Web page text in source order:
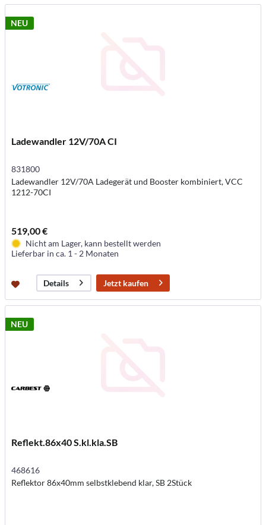
NEU
Ladewandler 12V/70A CI
831800
Ladewandler 12V/70A Ladegerät und Booster kombiniert, VCC
1212-70CI
519,00 €
Nicht am Lager, kann bestellt werden
Lieferbar in ca. 1 - 2 Monaten
Details Jetzt kaufen
NEU
Reflekt.86x40 S.kl.kla.SB
468616
Reflektor 86x40mm selbstklebend klar, SB 2Stück